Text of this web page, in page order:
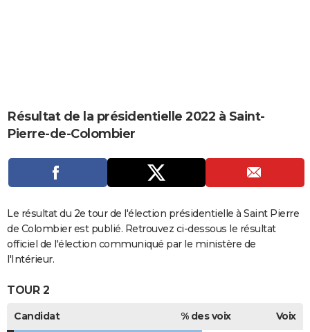
DICTIONNAIRE
PROGRAMME TV
COPAINS D'AVANT
S'inscrire
Se connecter
Lycées
Collèges
Primaires
Universités
Entreprises
Service militaire
Avis de recherche
AVIS DE DÉCÈS
FORUM
Bricolage
Lifestyle
Culture
Sport
Auto
Television
Voyage
Cinema
Résultat de la présidentielle 2022 à Saint-
Pierre-de-Colombier
Le résultat du 2e tour de l'élection présidentielle à Saint Pierre
de Colombier est publié. Retrouvez ci-dessous le résultat
officiel de l'élection communiqué par le ministère de
l'Intérieur.
TOUR 2
Candidat % des voix
Voix